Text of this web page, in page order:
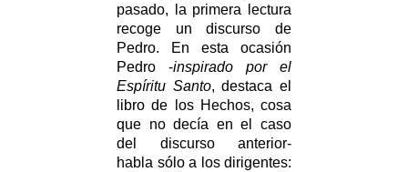
pasado, la primera lectura
recoge un discurso de
Pedro. En esta ocasión
Pedro -inspirado por el
Espíritu Santo, destaca el
libro de los Hechos, cosa
que no decía en el caso
del discurso anterior-
habla sólo a los dirigentes: